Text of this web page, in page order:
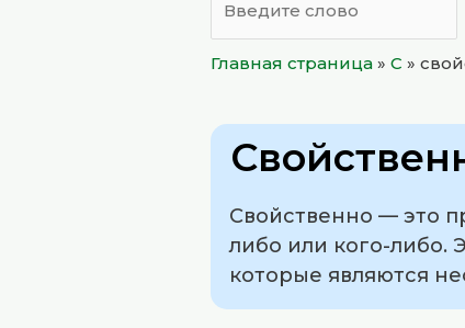
Главная страница » С »
Свойственно — это
либо или кого-либо.
которые являются